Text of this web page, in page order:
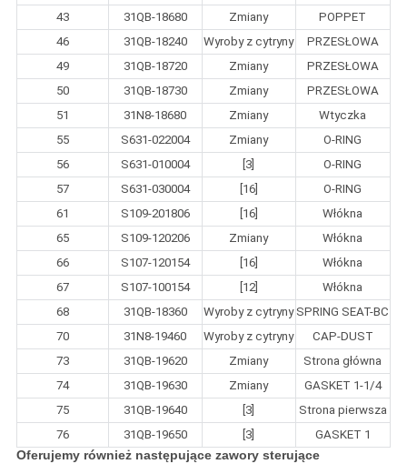
43
31QB-18680 Zmiany
POPPET
46
31QB-18240 Wyroby z cytryny
PRZESŁOWA
49
31QB-18720 Zmiany
PRZESŁOWA
50
31QB-18730 Zmiany
PRZESŁOWA
51
31N8-18680 Zmiany
Wtyczka
55
S631-022004 Zmiany
O-RING
56
S631-010004 [3]
O-RING
57
S631-030004 [16]
O-RING
61
S109-201806 [16]
Włókna
65
S109-120206 Zmiany
Włókna
66
S107-120154 [16]
Włókna
67
S107-100154 [12]
Włókna
68
31QB-18360 Wyroby z cytryny SPRING SEAT-BC
70
31N8-19460 Wyroby z cytryny
CAP-DUST
73
31QB-19620 Zmiany
Strona główna
74
31QB-19630 Zmiany
GASKET 1-1/4
75
31QB-19640 [3]
Strona pierwsza
76
31QB-19650 [3] GASKET 1
Oferujemy również następujące zawory sterujące